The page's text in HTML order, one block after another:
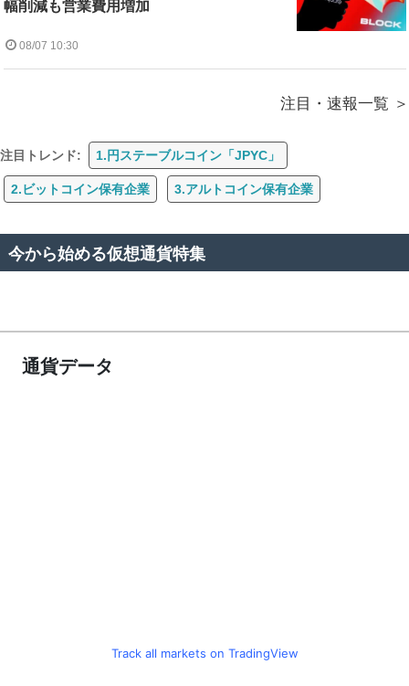
幅削減も営業費用増加
08/07 10:30
注目・速報一覧
注目トレンド: 1.円ステーブルコイン「JPYC」
2.ビットコイン保有企業 3.アルトコイン保有企業
今から始める仮想通貨特集
通貨データ
Track all markets on TradingView